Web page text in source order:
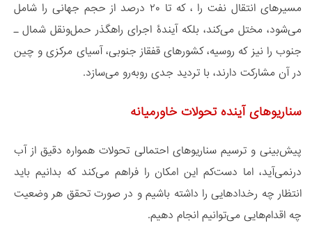
مسیرهای انتقال نفت را ، که تا ۲۰ درصد از حجم جهانی را شامل
می‌شود، مختل می‌کند، بلکه آیندۀ اجرای راهگذر حمل‌ونقل شمال ـ
جنوب را نیز که روسیه، کشورهای قفقاز جنوبی، آسیای مرکزی و چین
در آن مشارکت دارند، با تردید جدی روبه‌رو می‌سازد.
سناریوهای آینده تحولات خاورمیانه
پیش‌بینی و ترسیم سناریوهای احتمالی تحولات همواره دقیق از آب
درنمی‌آید، اما دست‌کم این امکان را فراهم می‌کند که بدانیم باید
انتظار چه رخدادهایی را داشته باشیم و در صورت تحقق هر وضعیت
چه اقدام‌هایی می‌توانیم انجام دهیم.